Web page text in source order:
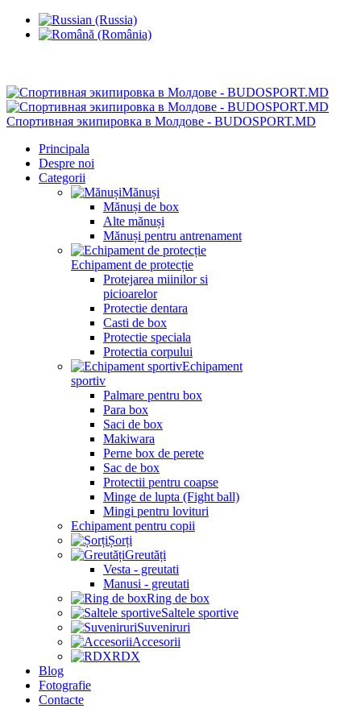
Спортивная экипировка в Молдове - BUDOSPORT.MD
Principala
Despre noi
Categorii
Mănuși
Mănuși de box
Alte mănuși
Mănuși pentru antrenament
Echipament de protecție
Protejarea miinilor si
picioarelor
Protectie dentara
Casti de box
Protectie speciala
Protectia corpului
Echipament
sportiv
Palmare pentru box
Para box
Saci de box
Makiwara
Perne box de perete
Sac de box
Protectii pentru coapse
Minge de lupta (Fight ball)
Mingi pentru lovituri
Echipament pentru copii
Șorți
Greutăți
Vesta - greutati
Manusi - greutati
Ring de box
Saltele sportive
Suveniruri
Accesorii
RDX
Blog
Fotografie
Contacte